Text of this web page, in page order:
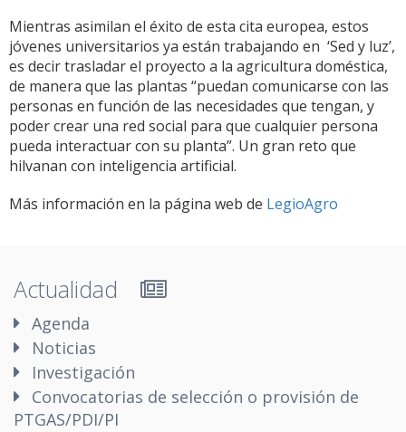
Mientras asimilan el éxito de esta cita europea, estos
jóvenes universitarios ya están trabajando en ‘Sed y luz’,
es decir trasladar el proyecto a la agricultura doméstica,
de manera que las plantas “puedan comunicarse con las
personas en función de las necesidades que tengan, y
poder crear una red social para que cualquier persona
pueda interactuar con su planta”. Un gran reto que
hilvanan con inteligencia artificial.
Más información en la página web de LegioAgro
Actualidad
Agenda
Noticias
Investigación
Convocatorias de selección o provisión de
PTGAS/PDI/PI